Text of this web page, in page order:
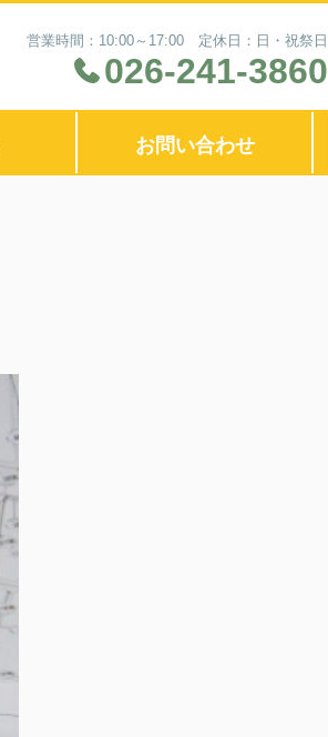
営業時間：10:00～17:00 定休日：日・祝祭日
026-241-3860
お問い合わせ